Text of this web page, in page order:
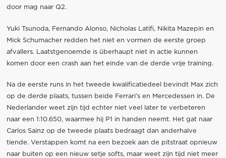
door mag naar Q2.
Yuki Tsunoda, Fernando Alonso, Nicholas Latifi, Nikita Mazepin en
Mick Schumacher redden het niet en vormen de eerste groep
afvallers. Laatstgenoemde is überhaupt niet in actie kunnen
komen door een crash aan het einde van de derde vrije training.
Na de eerste runs in het tweede kwalificatiedeel bevindt Max zich
op de derde plaats, tussen beide Ferrari’s en Mercedessen in. De
Nederlander weet zijn tijd echter niet veel later te verbeteren
naar een 1:10.650, waarmee hij P1 in handen neemt. Het gat naar
Carlos Sainz op de tweede plaats bedraagt dan anderhalve
tiende. Verstappen komt na een bezoek aan de pitstraat opnieuw
naar buiten op een nieuw setje softs, maar weet zijn tijd niet meer